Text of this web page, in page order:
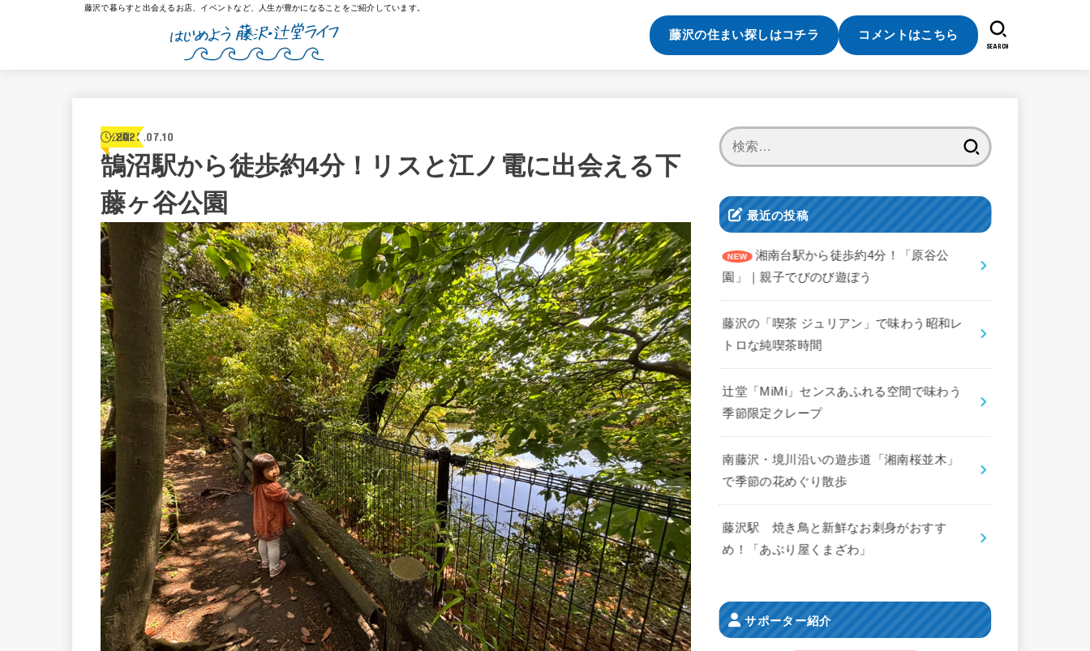
藤沢で暮らすと出会えるお店、イベントなど、人生が豊かになることをご紹介しています。
藤沢の住まい探しはコチラ コメントはこちら
SEARCH
公園
2025.07.10
鵠沼駅から徒歩約4分！リスと江ノ電に出会える下
藤ヶ谷公園
最近の投稿
湘南台駅から徒歩約4分！「原谷公
園」｜親子でびのび遊ぼう
藤沢の「喫茶 ジュリアン」で味わう昭和レ
トロな純喫茶時間
辻堂「MiMi」センスあふれる空間で味わう
季節限定クレープ
南藤沢・境川沿いの遊歩道「湘南桜並木」
で季節の花めぐり散歩
藤沢駅 焼き鳥と新鮮なお刺身がおすす
め！「あぶり屋くまざわ」
サポーター紹介